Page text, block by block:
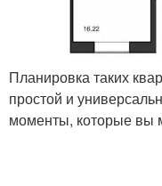
Планировка таких
простой и
моменты, которые вы